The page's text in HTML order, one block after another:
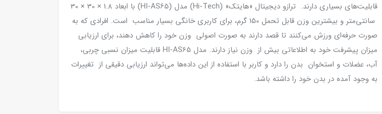
قابلیت‌های بسیاری دارند. ترازو دیجیتال «هایتک» (Hi-Tech) مدل (HI-AS65) با ابعاد 1.8 × 30 × 30
سانتی‌متر و بیشترین وزن قابل تحمل 150 گرم، برای کاربری خانگی بسیار مناسب است. افرادی که به
صورت حرفه‌ای ورزش می‌کنند تا قصد دارند به صورت اصولی وزن خود را کاهش دهند، برای ارزیابی
میزان پیشرفت خود به اطلاعاتی بیش از وزن نیاز دارند. مدل HI-AS65 قابلیت میزان نسبی چربی،
آب، عضلات و استخوان بدن را دارد و کاربر با استفاده از این داده‌ها می‌تواند ارزیابی دقیقی از تغییرات
به وجود آمده در بدن خود را داشته باشد.